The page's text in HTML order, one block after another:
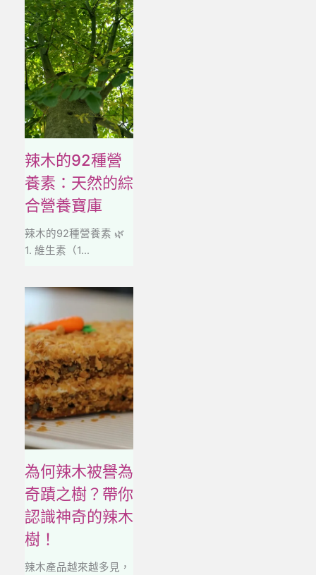
辣木的92種營
養素：天然的綜
合營養寶庫
辣木的92種營養素 🌿
1. 維生素（1...
為何辣木被譽為
奇蹟之樹？帶你
認識神奇的辣木
樹！
辣木產品越來越多見，